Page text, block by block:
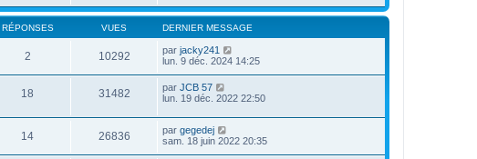
RÉPONSES VUES DERNIER MESSAGE
2 10292 par jacky241
lun. 9 déc. 2024 14:25
18 31482 par JCB 57
lun. 19 déc. 2022 22:50
14 26836 par gegedej
sam. 18 juin 2022 20:35